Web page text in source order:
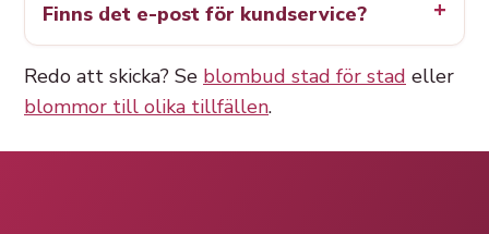
Finns det e-post för kundservice?
Redo att skicka? Se blombud stad för stad eller
blommor till olika tillfällen.